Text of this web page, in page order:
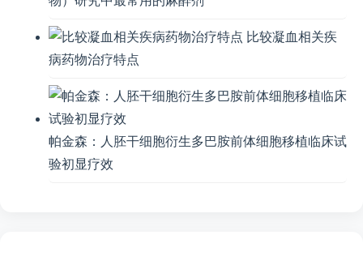
比较凝血相关疾
病药物治疗特点
帕金森：人胚干细胞衍生多巴胺前体细胞移植临床试
验初显疗效